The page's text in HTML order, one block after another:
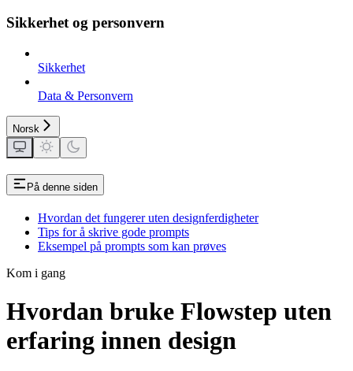
Sikkerhet og personvern
Sikkerhet
Data & Personvern
Norsk
På denne siden
Hvordan det fungerer uten designferdigheter
Tips for å skrive gode prompts
Eksempel på prompts som kan prøves
Kom i gang
Hvordan bruke Flowstep uten
erfaring innen design